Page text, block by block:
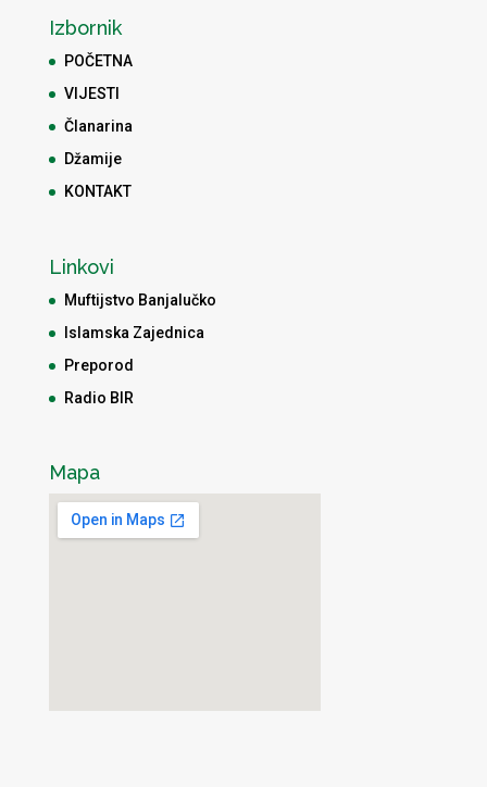
Izbornik
POČETNA
VIJESTI
Članarina
Džamije
KONTAKT
Linkovi
Muftijstvo Banjalučko
Islamska Zajednica
Preporod
Radio BIR
Mapa